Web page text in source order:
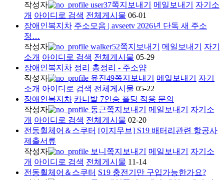
작성자
user37쪽지보내기 메일보내기
자기소
개 아이디로 검색 전체게시물 06-01
장애인복지차 주소모음 | avseetv 2026년 단독 새 주소
정…
작성자
walker52쪽지보내기 메일보내기
자기
소개 아이디로 검색 전체게시물 05-29
장애인복지차 정리 총정리 - 주소얌
작성자
유진49쪽지보내기 메일보내기
자기
소개 아이디로 검색 전체게시물 05-22
장애인복지차 카니발 7인승 폴딩 적용 문의
작성자
동근쪽지보내기 메일보내기
자기소
개 아이디로 검색 전체게시물 02-20
전동휠체어＆스쿠터 [이지무브] S19 배터리관련 항공사
제출서류
작성자
보니 쪽지보내기 메일보내기
자기소
개 아이디로 검색 전체게시물 11-14
전동휠체어＆스쿠터 S19 충전기만 구입가능한가요?